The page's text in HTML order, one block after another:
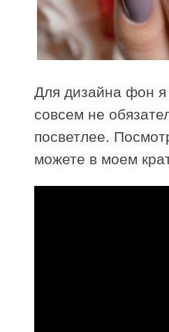
Для дизайна фон
совсем не
посветлее.
можете в моем